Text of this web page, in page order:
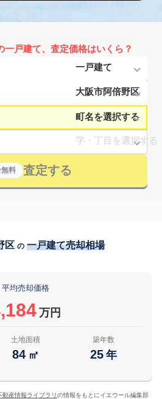
一戸建て、査定価格はいくら？
無料 査定する
区 の 一戸建て売却相場
平均売却価格
万円
土地面積
84 ㎡
築年数
25 年
動産情報ライブラリの情報をもとにイエウール編集部